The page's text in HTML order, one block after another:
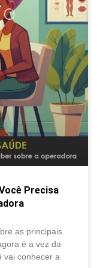
Precisa
as principais
é a vez da
vai conhecer a